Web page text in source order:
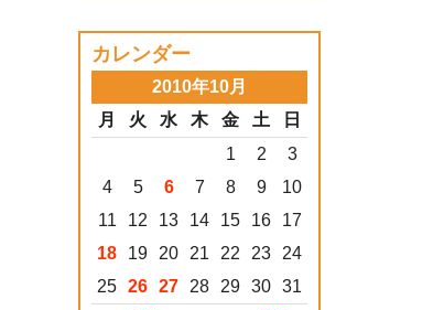
カレンダー
2010年10月
月
火 水 木 金 土 日
1 2
3
4
5 6 7 8 9
10
11
12 13 14 15 16
17
18
19 20 21 22 23
24
25 26 27 28 29 30 31